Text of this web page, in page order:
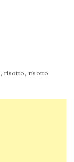
,risotto, risotto